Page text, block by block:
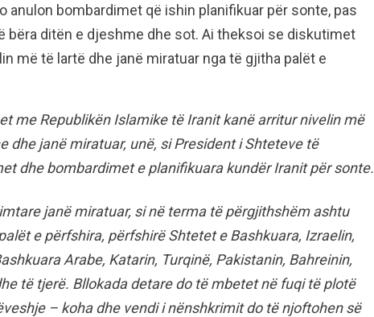
anulon bombardimet që ishin planifikuar për sonte, pas
bëra ditën e djeshme dhe sot. Ai theksoi se diskutimet
më të lartë dhe janë miratuar nga të gjitha palët e
me Republikën Islamike të Iranit kanë arritur nivelin më
dhe janë miratuar, unë, si President i Shteteve të
dhe bombardimet e planifikuara kundër Iranit për sonte.
janë miratuar, si në terma të përgjithshëm ashtu
e përfshira, përfshirë Shtetet e Bashkuara, Izraelin,
Arabe, Katarin, Turqinë, Pakistanin, Bahreinin,
të tjerë. Bllokada detare do të mbetet në fuqi të plotë
– koha dhe vendi i nënshkrimit do të njoftohen së